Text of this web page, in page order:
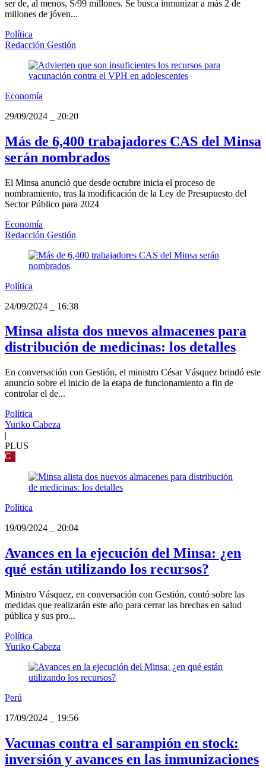
ser de, al menos, S/99 millones. Se busca inmunizar a más 2 de
millones de jóven...
Política
Redacción Gestión
Economía
29/09/2024
20:20
Más de 6,400 trabajadores CAS del Minsa
serán nombrados
El Minsa anunció que desde octubre inicia el proceso de
nombramiento, tras la modificación de la Ley de Presupuesto del
Sector Público para 2024
Economía
Redacción Gestión
Política
24/09/2024
16:38
Minsa alista dos nuevos almacenes para
distribución de medicinas: los detalles
En conversación con Gestión, el ministro César Vásquez brindó este
anuncio sobre el inicio de la etapa de funcionamiento a fin de
controlar el de...
Política
Yuriko Cabeza
|
PLUS
G
Política
19/09/2024
20:04
Avances en la ejecución del Minsa: ¿en
qué están utilizando los recursos?
Ministro Vásquez, en conversación con Gestión, contó sobre las
medidas que realizarán este año para cerrar las brechas en salud
pública y sus pro...
Política
Yuriko Cabeza
Perú
17/09/2024
19:56
Vacunas contra el sarampión en stock:
inversión y avances en las inmunizaciones